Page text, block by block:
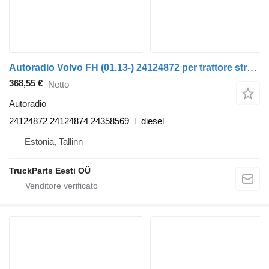
Autoradio Volvo FH (01.13-) 24124872 per trattore stradale Volvo FH, FM, FMX-4 series (2013-)
368,55 € Netto
Autoradio
24124872 24124874 24358569
diesel
Estonia, Tallinn
TruckParts Eesti OÜ